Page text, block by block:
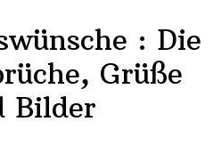
: Die
Grüße
Bilder